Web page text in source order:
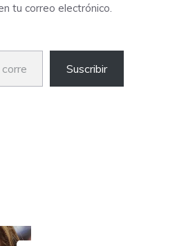
tu correo electrónico.
Suscribir